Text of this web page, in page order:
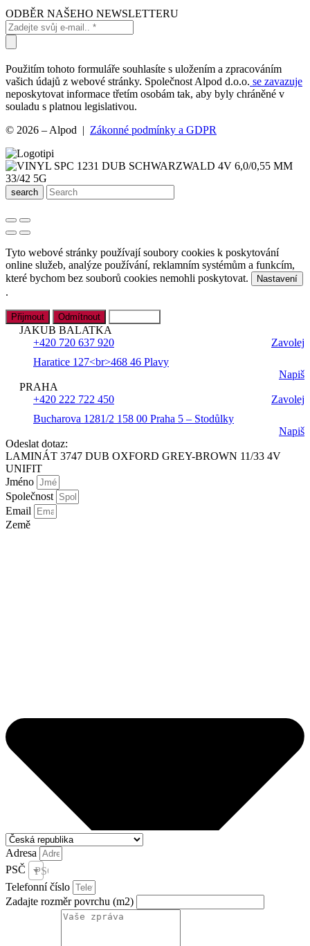
ODBĚR NAŠEHO NEWSLETTERU
Použitím tohoto formuláře souhlasíte s uložením a zpracováním
vašich údajů z webové stránky. Společnost Alpod d.o.o. se zavazuje
neposkytovat informace třetím osobám tak, aby byly chráněné v
souladu s platnou legislativou.
© 2026 – Alpod | Zákonné podmínky a GDPR
search
Tyto webové stránky používají soubory cookies k poskytování
online služeb, analýze používání, reklamním systémům a funkcím,
které bychom bez souborů cookies nemohli poskytovat.
Nastavení
.
Přijmout Odmítnout
JAKUB BALATKA
+420 720 637 920
Zavolej
Haratice 127<br>468 46 Plavy
Napiš
PRAHA
+420 222 722 450
Zavolej
Bucharova 1281/2 158 00 Praha 5 – Stodůlky
Napiš
Odeslat dotaz:
LAMINÁT 3747 DUB OXFORD GREY-BROWN 11/33 4V
UNIFIT
Jméno
Společnost
Email
Země
Adresa
PSČ
PSČ *
Telefonní číslo
Zadajte rozměr povrchu (m2)